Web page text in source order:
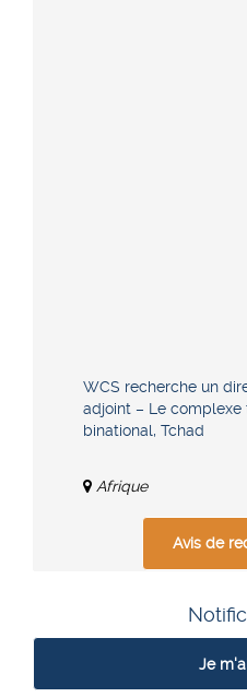
WCS recherche un
adjoint – Le complexe
binational, Tchad
Afrique
Avis de
Je